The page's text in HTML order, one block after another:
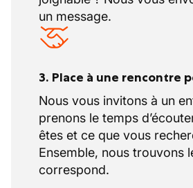
un message.
3. Place à une rencontre
Nous vous invitons à un
prenons le temps
êtes et ce que vous
Ensemble, nous trouvons
correspond.